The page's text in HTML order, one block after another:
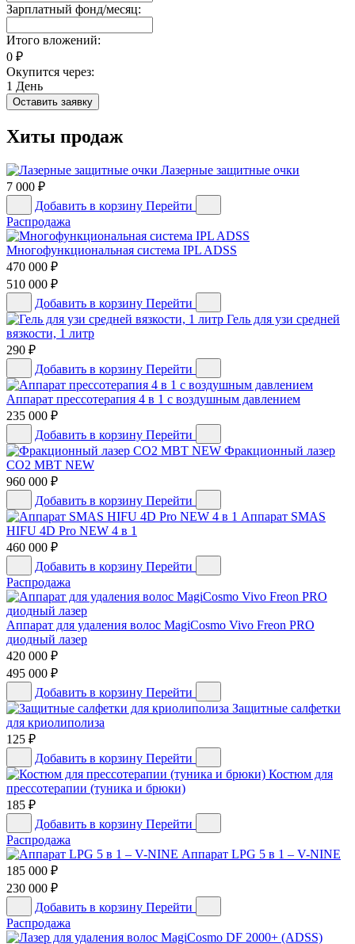
Зарплатный фонд/месяц:
Итого вложений:
0 ₽
Окупится через:
1 День
Оставить заявку
Хиты продаж
Лазерные защитные очки
7 000 ₽
Добавить в корзину Перейти
Распродажа
Многофункциональная система IPL ADSS
470 000 ₽
510 000 ₽
Добавить в корзину Перейти
Гель для узи средней
вязкости, 1 литр
290 ₽
Добавить в корзину Перейти
Аппарат прессотерапия 4 в 1 с воздушным давлением
235 000 ₽
Добавить в корзину Перейти
Фракционный лазер
CO2 MBT NEW
960 000 ₽
Добавить в корзину Перейти
Аппарат SMAS
HIFU 4D Pro NEW 4 в 1
460 000 ₽
Добавить в корзину Перейти
Распродажа
Аппарат для удаления волос MagiCosmo Vivo Freon PRO
диодный лазер
420 000 ₽
495 000 ₽
Добавить в корзину Перейти
Защитные салфетки
для криолиполиза
125 ₽
Добавить в корзину Перейти
Костюм для
прессотерапии (туника и брюки)
185 ₽
Добавить в корзину Перейти
Распродажа
Аппарат LPG 5 в 1 – V-NINE
185 000 ₽
230 000 ₽
Добавить в корзину Перейти
Распродажа